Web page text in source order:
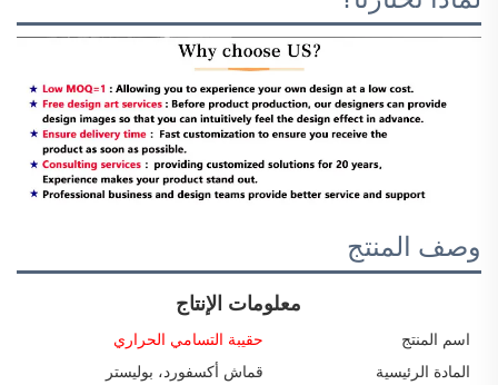
وصف المنتج
معلومات الإنتاج
اسم المنتج
حقيبة التسامي الحراري
المادة الرئيسية
قماش أكسفورد، بوليستر